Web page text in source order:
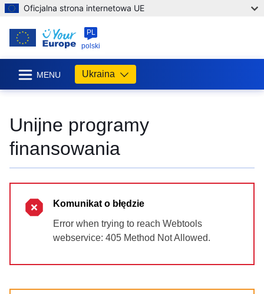
Oficjalna strona internetowa UE
PL
polski
MENU Ukraina
Unijne programy
finansowania
Komunikat o błędzie
Error when trying to reach Webtools
webservice: 405 Method Not Allowed.